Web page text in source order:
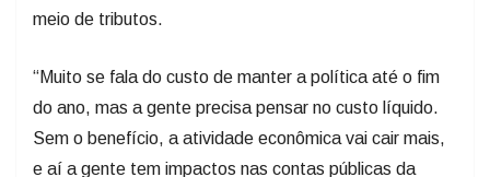
meio de tributos.
“Muito se fala do custo de manter a política até o fim
do ano, mas a gente precisa pensar no custo líquido.
Sem o benefício, a atividade econômica vai cair mais,
e aí a gente tem impactos nas contas públicas da